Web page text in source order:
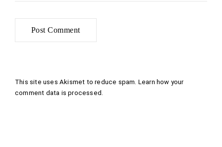
This site uses Akismet to reduce spam. Learn how your
comment data is processed